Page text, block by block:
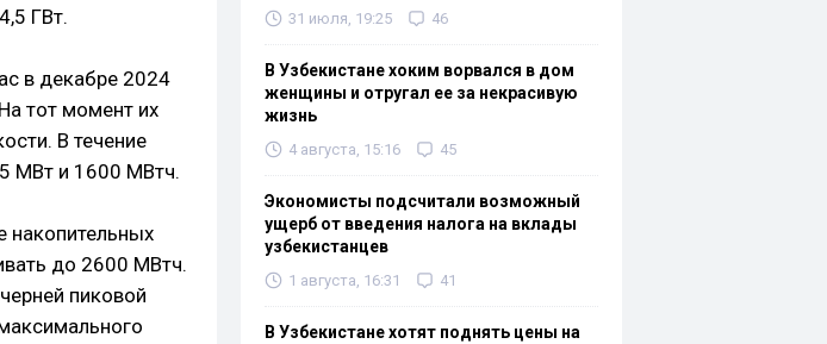
ГВт.
в декабре 2024
тот момент их
В течение
МВт и 1600 МВтч.
накопительных
до 2600 МВтч.
пиковой
31 июля, 19:25 46
В Узбекистане хоким ворвался в дом
женщины и отругал ее за некрасивую
жизнь
4 августа, 15:16 45
Экономисты подсчитали возможный
ущерб от введения налога на вклады
узбекистанцев
1 августа, 16:31 41
В Узбекистане хотят поднять цены на